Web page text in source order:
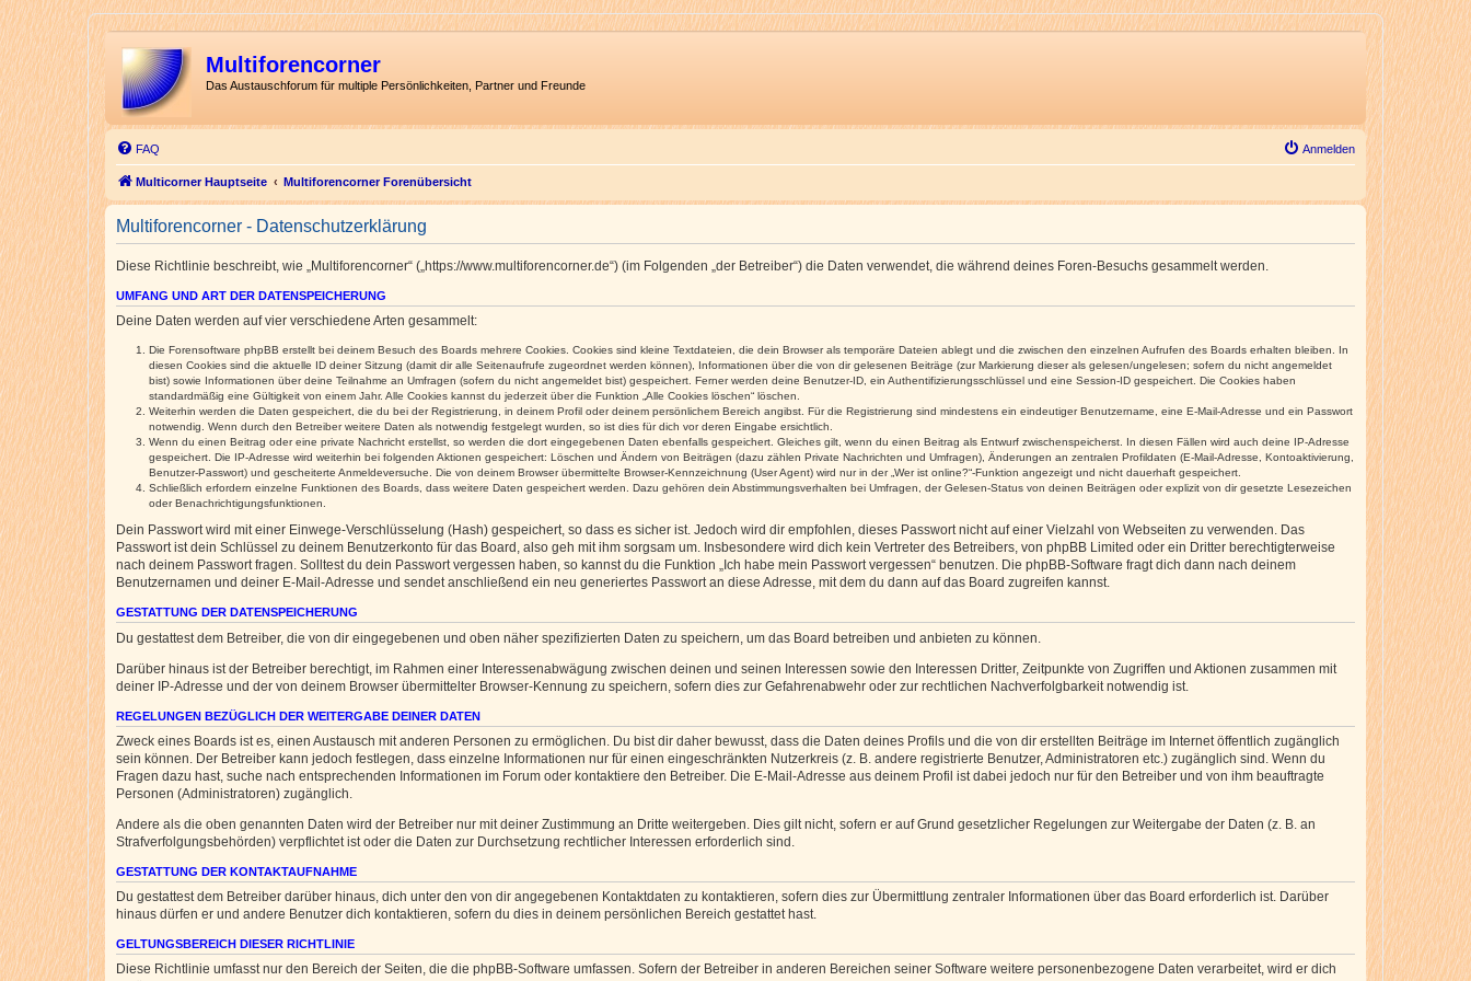
Multiforencorner
Das Austauschforum für multiple Persönlichkeiten, Partner und Freunde
FAQ Anmelden
Multicorner Hauptseite Multiforencorner Forenübersicht
Multiforencorner - Datenschutzerklärung
Diese Richtlinie beschreibt, wie „Multiforencorner“ („https://www.multiforencorner.de“) (im Folgenden „der Betreiber“) die Daten verwendet, die während deines Foren-Besuchs gesammelt werden.
UMFANG UND ART DER DATENSPEICHERUNG
Deine Daten werden auf vier verschiedene Arten gesammelt:
Die Forensoftware phpBB erstellt bei deinem Besuch des Boards mehrere Cookies. Cookies sind kleine Textdateien, die dein Browser als temporäre Dateien ablegt und die zwischen den einzelnen Aufrufen des Boards erhalten bleiben. In
diesen Cookies sind die aktuelle ID deiner Sitzung (damit dir alle Seitenaufrufe zugeordnet werden können), Informationen über die von dir gelesenen Beiträge (zur Markierung dieser als gelesen/ungelesen; sofern du nicht angemeldet
bist) sowie Informationen über deine Teilnahme an Umfragen (sofern du nicht angemeldet bist) gespeichert. Ferner werden deine Benutzer-ID, ein Authentifizierungsschlüssel und eine Session-ID gespeichert. Die Cookies haben
standardmäßig eine Gültigkeit von einem Jahr. Alle Cookies kannst du jederzeit über die Funktion „Alle Cookies löschen“ löschen.
Weiterhin werden die Daten gespeichert, die du bei der Registrierung, in deinem Profil oder deinem persönlichem Bereich angibst. Für die Registrierung sind mindestens ein eindeutiger Benutzername, eine E-Mail-Adresse und ein Passwort
notwendig. Wenn durch den Betreiber weitere Daten als notwendig festgelegt wurden, so ist dies für dich vor deren Eingabe ersichtlich.
Wenn du einen Beitrag oder eine private Nachricht erstellst, so werden die dort eingegebenen Daten ebenfalls gespeichert. Gleiches gilt, wenn du einen Beitrag als Entwurf zwischenspeicherst. In diesen Fällen wird auch deine IP-Adresse
gespeichert. Die IP-Adresse wird weiterhin bei folgenden Aktionen gespeichert: Löschen und Ändern von Beiträgen (dazu zählen Private Nachrichten und Umfragen), Änderungen an zentralen Profildaten (E-Mail-Adresse, Kontoaktivierung,
Benutzer-Passwort) und gescheiterte Anmeldeversuche. Die von deinem Browser übermittelte Browser-Kennzeichnung (User Agent) wird nur in der „Wer ist online?“-Funktion angezeigt und nicht dauerhaft gespeichert.
Schließlich erfordern einzelne Funktionen des Boards, dass weitere Daten gespeichert werden. Dazu gehören dein Abstimmungsverhalten bei Umfragen, der Gelesen-Status von deinen Beiträgen oder explizit von dir gesetzte Lesezeichen
oder Benachrichtigungsfunktionen.
Dein Passwort wird mit einer Einwege-Verschlüsselung (Hash) gespeichert, so dass es sicher ist. Jedoch wird dir empfohlen, dieses Passwort nicht auf einer Vielzahl von Webseiten zu verwenden. Das
Passwort ist dein Schlüssel zu deinem Benutzerkonto für das Board, also geh mit ihm sorgsam um. Insbesondere wird dich kein Vertreter des Betreibers, von phpBB Limited oder ein Dritter berechtigterweise
nach deinem Passwort fragen. Solltest du dein Passwort vergessen haben, so kannst du die Funktion „Ich habe mein Passwort vergessen“ benutzen. Die phpBB-Software fragt dich dann nach deinem
Benutzernamen und deiner E-Mail-Adresse und sendet anschließend ein neu generiertes Passwort an diese Adresse, mit dem du dann auf das Board zugreifen kannst.
GESTATTUNG DER DATENSPEICHERUNG
Du gestattest dem Betreiber, die von dir eingegebenen und oben näher spezifizierten Daten zu speichern, um das Board betreiben und anbieten zu können.
Darüber hinaus ist der Betreiber berechtigt, im Rahmen einer Interessenabwägung zwischen deinen und seinen Interessen sowie den Interessen Dritter, Zeitpunkte von Zugriffen und Aktionen zusammen mit
deiner IP-Adresse und der von deinem Browser übermittelter Browser-Kennung zu speichern, sofern dies zur Gefahrenabwehr oder zur rechtlichen Nachverfolgbarkeit notwendig ist.
REGELUNGEN BEZÜGLICH DER WEITERGABE DEINER DATEN
Zweck eines Boards ist es, einen Austausch mit anderen Personen zu ermöglichen. Du bist dir daher bewusst, dass die Daten deines Profils und die von dir erstellten Beiträge im Internet öffentlich zugänglich
sein können. Der Betreiber kann jedoch festlegen, dass einzelne Informationen nur für einen eingeschränkten Nutzerkreis (z. B. andere registrierte Benutzer, Administratoren etc.) zugänglich sind. Wenn du
Fragen dazu hast, suche nach entsprechenden Informationen im Forum oder kontaktiere den Betreiber. Die E-Mail-Adresse aus deinem Profil ist dabei jedoch nur für den Betreiber und von ihm beauftragte
Personen (Administratoren) zugänglich.
Andere als die oben genannten Daten wird der Betreiber nur mit deiner Zustimmung an Dritte weitergeben. Dies gilt nicht, sofern er auf Grund gesetzlicher Regelungen zur Weitergabe der Daten (z. B. an
Strafverfolgungsbehörden) verpflichtet ist oder die Daten zur Durchsetzung rechtlicher Interessen erforderlich sind.
GESTATTUNG DER KONTAKTAUFNAHME
Du gestattest dem Betreiber darüber hinaus, dich unter den von dir angegebenen Kontaktdaten zu kontaktieren, sofern dies zur Übermittlung zentraler Informationen über das Board erforderlich ist. Darüber
hinaus dürfen er und andere Benutzer dich kontaktieren, sofern du dies in deinem persönlichen Bereich gestattet hast.
GELTUNGSBEREICH DIESER RICHTLINIE
Diese Richtlinie umfasst nur den Bereich der Seiten, die die phpBB-Software umfassen. Sofern der Betreiber in anderen Bereichen seiner Software weitere personenbezogene Daten verarbeitet, wird er dich